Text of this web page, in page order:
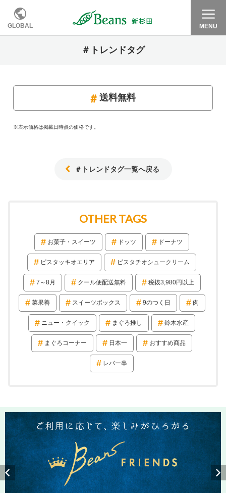
GLOBAL MENU
＃トレンドタグ
送料無料
※表示価格は掲載日時点の価格です。
＃トレンドタグ一覧へ戻る
OTHER TAGS
お菓子・スイーツ ドッツ ドーナツ
ピスタッキオエリア ピスタチオシュークリーム
7～8月 クール便配送無料 税抜3,980円以上
菜果善 スイーツボックス 9のつく日 肉
ニュー・クイック まぐろ推し 鈴木水産
まぐろコーナー 日本一 おすすめ商品
レバー串